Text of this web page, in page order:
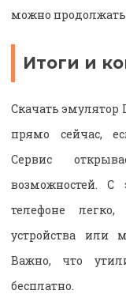
можно
Итоги и
Скачать эмулятор
прямо сейчас,
Сервис
возможностей. С
телефоне
устройства или
Важно, что
бесплатно.